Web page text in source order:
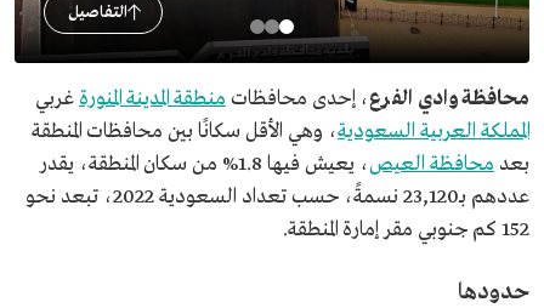
التفاصيل
محافظة وادي الفرع، إحدى محافظات منطقة المدينة المنورة غربي
المملكة العربية السعودية، وهي الأقل سكانًا بين محافظات المنطقة
بعد محافظة العيص
، يعيش فيها 1.8% من سكان المنطقة، يقدر
عددهم بـ23,120 نسمةً، حسب تعداد السعودية 2022، تبعد نحو
152 كم جنوبي مقر إمارة المنطقة.
حدودها